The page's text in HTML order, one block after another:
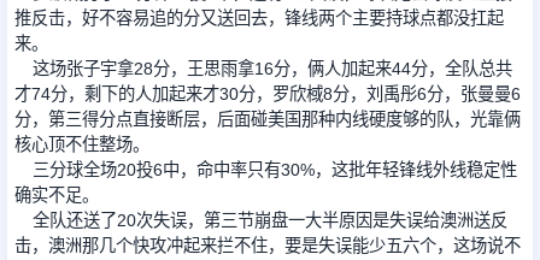
推反击，好不容易追的分又送回去，锋线两个主要持球点都没扛起
来。
这场张子宇拿28分，王思雨拿16分，俩人加起来44分，全队总共
才74分，剩下的人加起来才30分，罗欣棫8分，刘禹彤6分，张曼曼6
分，第三得分点直接断层，后面碰美国那种内线硬度够的队，光靠俩
核心顶不住整场。
三分球全场20投6中，命中率只有30%，这批年轻锋线外线稳定性
确实不足。
全队还送了20次失误，第三节崩盘一大半原因是失误给澳洲送反
击，澳洲那几个快攻冲起来拦不住，要是失误能少五六个，这场说不